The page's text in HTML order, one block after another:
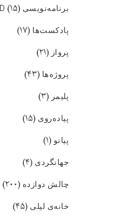
برنامه‌نویسی FRONT END (۱۵)
پادکست‌ها (۱۷)
پرواز (۲۱)
پروژه‌ها (۴۳)
پلیمر (۳)
پیاده‌روی (۱۵)
پیانو(۱)
جهانگردی (۴)
چالش دوازده (۲۰۰)
خانه‌ی لیلی (۴۵)